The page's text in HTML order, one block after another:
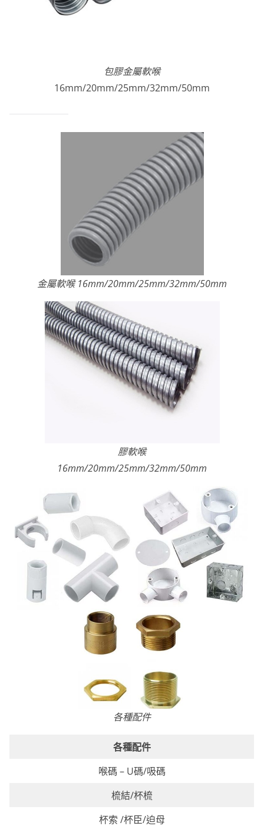
包膠金屬軟喉
16mm/20mm/25mm/32mm/50mm
金屬軟喉 16mm/20mm/25mm/32mm/50mm
膠軟喉
16mm/20mm/25mm/32mm/50mm
各種配件
各種配件
喉碼 – U碼/吸碼
梳結/杯梳
杯索 /杯臣/迫母